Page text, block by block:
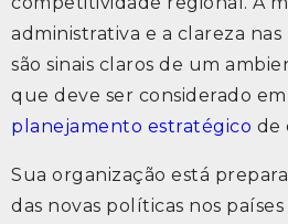
administrativa e a clareza
são sinais claros de um
que deve ser considerado
planejamento estratégico de
Sua organização está
das novas políticas nos